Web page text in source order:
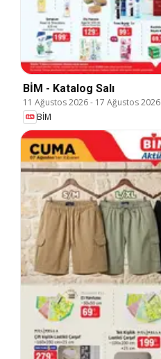
BİM - Katalog Salı
11 Ağustos 2026- 17 Ağustos 2026
BİM